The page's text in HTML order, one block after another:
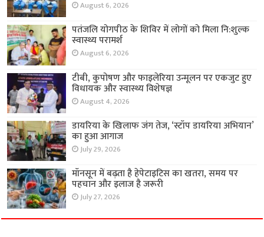
August 6, 2026
पतंजलि योगपीठ के शिविर में लोगों को मिला नि:शुल्क
स्वास्थ्य परामर्श
August 6, 2026
टीबी, कुपोषण और फाइलेरिया उन्मूलन पर एकजुट हुए
विधायक और स्वास्थ्य विशेषज्ञ
August 4, 2026
डायरिया के खिलाफ जंग तेज, ‘स्टॉप डायरिया अभियान’
का हुआ आगाज
July 29, 2026
मॉनसून में बढ़ता है हेपेटाइटिस का खतरा, समय पर
पहचान और इलाज है जरूरी
July 27, 2026